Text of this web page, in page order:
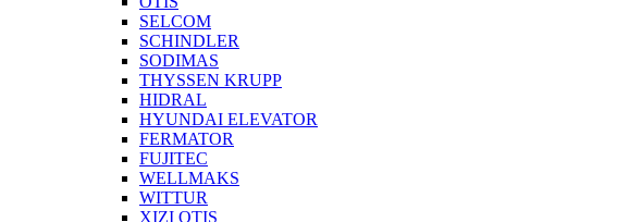
SELCOM
SCHINDLER
SODIMAS
THYSSEN KRUPP
HIDRAL
HYUNDAI ELEVATOR
FERMATOR
FUJITEC
WELLMAKS
WITTUR
XIZI OTIS